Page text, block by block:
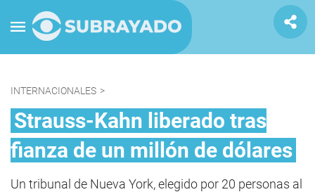
INTERNACIONALES >
Strauss-Kahn liberado tras
fianza de un millón de dólares
Un tribunal de Nueva York, elegido por 20 personas al